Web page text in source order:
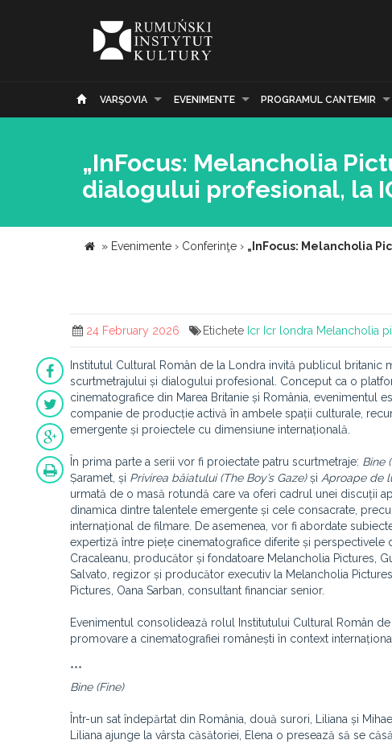
VARŞOVIA EVENIMENTE PROGRAMUL CANTEMIR
„InFocus: Melancholia
dialogului profesional, la
» Evenimente › Conferinţe › „InFocus: Melancholia
24 February 2026 Etichete Icr Icr londra Melancholia
Institutul Cultural Român de la Londra invită publicul britanic
scurtmetrajului și dialogului profesional. Conceput ca o
cinematografice din Marea Britanie și România, evenimentul
companie de producție activă în ambele spații culturale,
emergente și proiectele cu dimensiune internațională.
În prima parte a serii vor fi proiectate patru scurtmetraje: Bine
Șaramet, și Privirea băiatului (The Boy’s Gaze)și Aproape de
urmată de o masă rotundă care va oferi cadrul unei discuții
dinamica dintre talentele emergente și cele consacrate,
internațional de filmare. De asemenea, vor fi abordate
expertiză între piețe cinematografice diferite și perspectivele
Cracaleanu, producător și fondatoare Melancholia Pictures,
Salvato, regizor și producător executiv la Melancholia
Pictures, Oana Sarban, consultant financiar senior.
Evenimentul consolidează rolul Institutului Cultural Român
promovare a cinematografiei românești în context internațional.
***
Bine (Fine)
Într-un sat îndepărtat din România, două surori, Liliana și
Liliana ajunge la vârsta căsătoriei, Elena o presează să se